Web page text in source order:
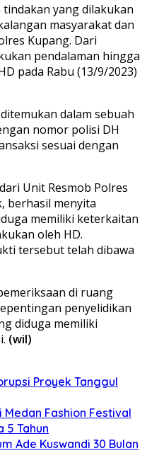
yang dilakukan
masyarakat dan
Kupang. Dari
pendalaman hingga
pada Rabu (13/9/2023)
dalam sebuah
nomor polisi DH
sesuai dengan
Unit Resmob Polres
berhasil menyita
memiliki keterkaitan
oleh HD.
tersebut telah dibawa
di ruang
penyelidikan
diduga memiliki
(wil)
Proyek Tanggul
Medan Fashion Festival
5 Tahun
Ade Kuswandi 30 Bulan